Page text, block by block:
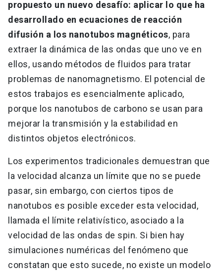
propuesto un nuevo desafío: aplicar lo que ha
desarrollado en ecuaciones de reacción
difusión a los nanotubos magnéticos, para
extraer la dinámica de las ondas que uno ve en
ellos, usando métodos de fluidos para tratar
problemas de nanomagnetismo. El potencial de
estos trabajos es esencialmente aplicado,
porque los nanotubos de carbono se usan para
mejorar la transmisión y la estabilidad en
distintos objetos electrónicos.
Los experimentos tradicionales demuestran que
la velocidad alcanza un límite que no se puede
pasar, sin embargo, con ciertos tipos de
nanotubos es posible exceder esta velocidad,
llamada el límite relativístico, asociado a la
velocidad de las ondas de spin. Si bien hay
simulaciones numéricas del fenómeno que
constatan que esto sucede, no existe un modelo